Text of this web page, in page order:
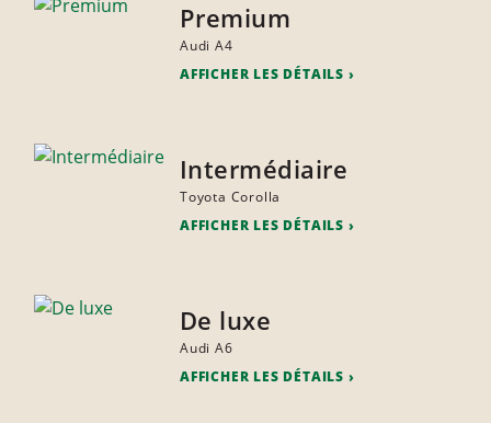
Premium
Audi A4
AFFICHER LES DÉTAILS
Intermédiaire
Toyota Corolla
AFFICHER LES DÉTAILS
De luxe
Audi A6
AFFICHER LES DÉTAILS